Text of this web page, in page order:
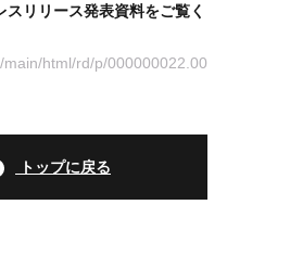
スリリース発表資料をご覧く
html/rd/p/000000022.00
トップに戻る